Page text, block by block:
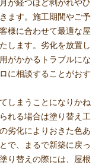
が経つほど剥がれやひ
ます。施工期間やご予
様に合わせて最適な屋
します。劣化を放置し
がかかるトラブルにな
に相談することがおす
しまうことになりかね
れる場合は塗り替え工
劣化によりおきた色あ
で、まるで新築に戻っ
り替えの際には、屋根